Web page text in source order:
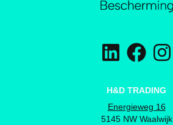
H&D TRADING
Energieweg 16
5145 NW Waalwijk